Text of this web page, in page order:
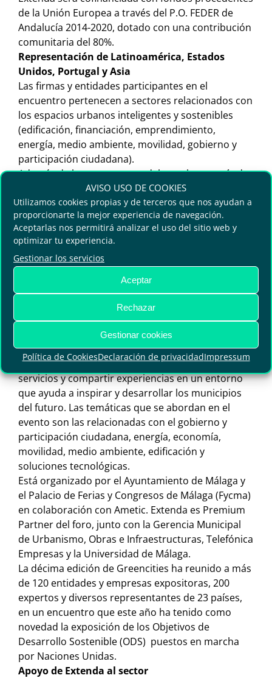
AVISO USO DE COOKIES
Utilizamos cookies propias y de terceros que nos ayudan a
proporcionarte la mejor experiencia de navegación.
Aceptarlas nos permitirá analizar el uso del sitio web y
optimizar tu experiencia.
Gestionar los servicios
Aceptar
Rechazar
Gestionar cookies
Política de CookiesDeclaración de privacidadImpressum
de la Unión Europea a través del P.O. FEDER de
Andalucía 2014-2020, dotado con una contribución
comunitaria del 80%.
Representación de Latinoamérica, Estados
Unidos, Portugal y Asia
Las firmas y entidades participantes en el
encuentro pertenecen a sectores relacionados con
los espacios urbanos inteligentes y sostenibles
(edificación, financiación, emprendimiento,
energía, medio ambiente, movilidad, gobierno y
participación ciudadana).
Además de las empresas andaluzas, la mayoría de
compañías e instituciones provienen de
Latinoamérica, en concreto, de Brasil (Atech, del
Grupo Embrauer, y Scipopulis); Colombia
(Telemetrik); Chile (Agencia Chilena de
Sostenibilidad Energética); México (Smart Cities
México); y Perú (Ministerio del Medio Ambiente de
Perú). Asimismo, han participado en la misión
firmas de Estados Unidos (Arquitectónica Geo,
Green Building Council y Smart Columbus); China
(Ecadi); y Portugal (Quadrante Group).
Greencities Andalucía
Greencities ofrece un foro de networking único
para crear proyectos, establecer contactos, ofrecer
servicios y compartir experiencias en un entorno
que ayuda a inspirar y desarrollar los municipios
del futuro. Las temáticas que se abordan en el
evento son las relacionadas con el gobierno y
participación ciudadana, energía, economía,
movilidad, medio ambiente, edificación y
soluciones tecnológicas.
Está organizado por el Ayuntamiento de Málaga y
el Palacio de Ferias y Congresos de Málaga (Fycma)
en colaboración con Ametic. Extenda es Premium
Partner del foro, junto con la Gerencia Municipal
de Urbanismo, Obras e Infraestructuras, Telefónica
Empresas y la Universidad de Málaga.
La décima edición de Greencities ha reunido a más
de 120 entidades y empresas expositoras, 200
expertos y diversos representantes de 23 países,
en un encuentro que este año ha tenido como
novedad la exposición de los Objetivos de
Desarrollo Sostenible (ODS) puestos en marcha
por Naciones Unidas.
Apoyo de Extenda al sector